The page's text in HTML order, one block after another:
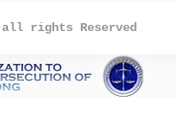
all rights Reserved